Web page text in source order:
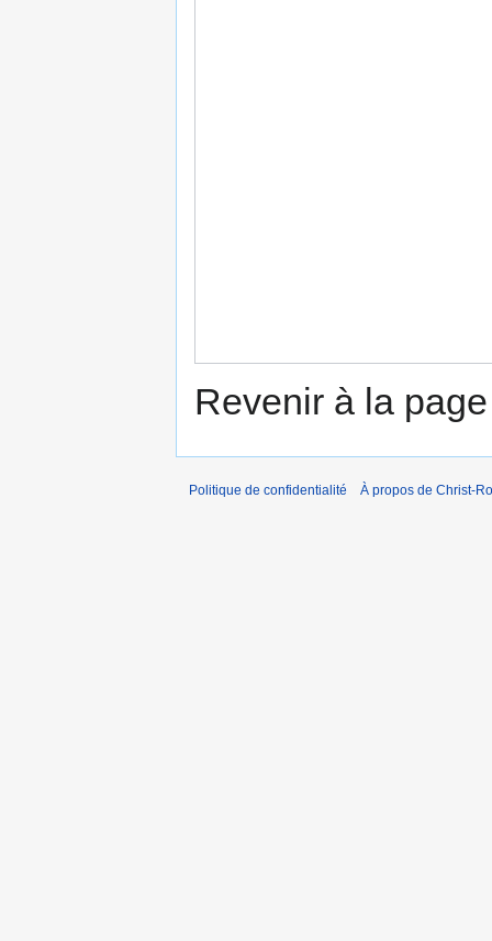
Revenir à la
Politique de confidentialité À propos de Christ-